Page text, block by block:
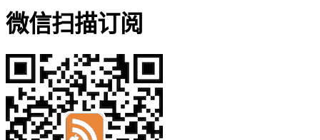
微信扫描订阅